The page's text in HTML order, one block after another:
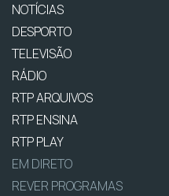
NOTÍCIAS
DESPORTO
TELEVISÃO
RÁDIO
RTP ARQUIVOS
RTP ENSINA
RTP PLAY
EM DIRETO
REVER PROGRAMAS